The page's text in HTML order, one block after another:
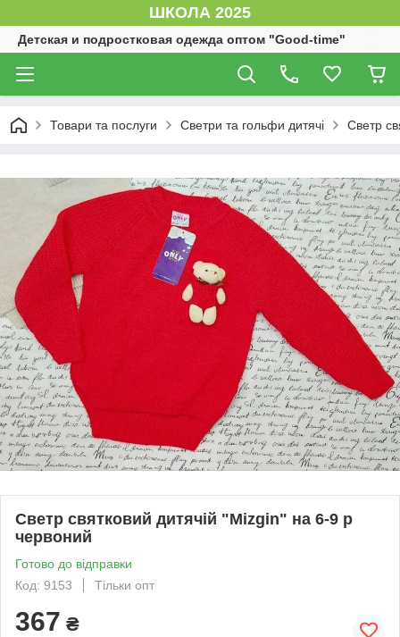
ШКОЛА 2025
Детская и подростковая одежда оптом "Good-time"
Товари та послуги Светри та гольфи дитячі Светр
Светр святковий дитячій "Mizgin" на 6-9 р
червоний
Готово до відправки
Код: 9153
Тільки опт
367 ₴